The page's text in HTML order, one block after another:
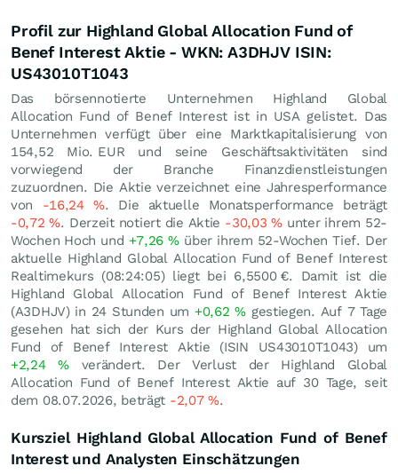
Profil zur Highland Global Allocation Fund of
Benef Interest Aktie - WKN: A3DHJV ISIN:
US43010T1043
Das börsennotierte Unternehmen Highland Global
Allocation Fund of Benef Interest ist in USA gelistet. Das
Unternehmen verfügt über eine Marktkapitalisierung von
154,52 Mio. EUR und seine Geschäftsaktivitäten sind
vorwiegend der Branche Finanzdienstleistungen
zuzuordnen. Die Aktie verzeichnet eine Jahresperformance
von -16,24%. Die aktuelle Monatsperformance beträgt
-0,72%. Derzeit notiert die Aktie -30,03%unter ihrem 52-
Wochen Hoch und +7,26%über ihrem 52-Wochen Tief. Der
aktuelle Highland Global Allocation Fund of Benef Interest
Realtimekurs (08:24:05) liegt bei 6,5500 €. Damit ist die
Highland Global Allocation Fund of Benef Interest Aktie
(A3DHJV) in 24 Stunden um +0,62% gestiegen. Auf 7 Tage
gesehen hat sich der Kurs der Highland Global Allocation
Fund of Benef Interest Aktie (ISIN US43010T1043) um
+2,24%verändert. Der Verlust der Highland Global
Allocation Fund of Benef Interest Aktie auf 30 Tage, seit
dem 08.07.2026, beträgt -2,07%.
Kursziel Highland Global Allocation Fund of Benef
Interest und Analysten Einschätzungen